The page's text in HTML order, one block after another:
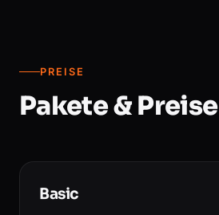
PREISE
Pakete & Preise
Basic